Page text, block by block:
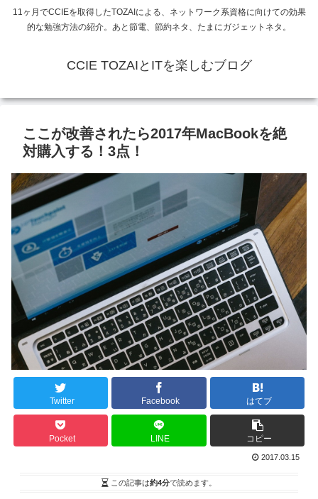
11ヶ月でCCIEを取得したTOZAIによる、ネットワーク系資格に向けての効果
的な勉強方法の紹介。あと節電、節約ネタ、たまにガジェットネタ。
CCIE TOZAIとITを楽しむブログ
ここが改善されたら2017年MacBookを絶
対購入する！3点！
Twitter Facebook はてブ
Pocket LINE コピー
2017.03.15
この記事は約4分で読めます。